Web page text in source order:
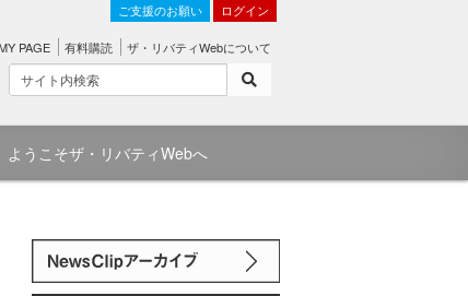
ご支援のお願い ログイン
PAGE 有料購読 ザ・リバティWebについて
ようこそザ・リバティWebへ